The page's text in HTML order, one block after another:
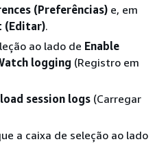
(Preferências) e, em
(Editar).
ao lado de Enable
logging (Registro em
session logs (Carregar
a caixa de seleção ao lado